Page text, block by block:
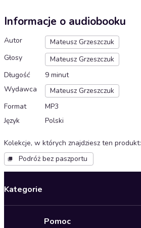
Informacje o audiobooku
Autor
Mateusz Grzeszczuk
Głosy
Mateusz Grzeszczuk
Długość
9 minut
Wydawca
Mateusz Grzeszczuk
Format
MP3
Język
Polski
Kolekcje, w których znajdziesz ten produkt:
Podróż bez paszportu
Kategorie
Pomoc